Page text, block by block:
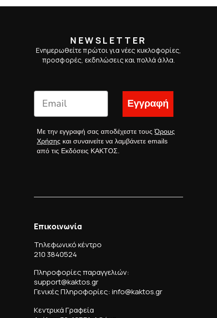
NEWSLETTER
Ενημερωθείτε πρώτοι για νέες κυκλοφορίες,
προσφορές, εκδηλώσεις και πολλά άλλα.
Εγγραφή
Με την εγγραφή σας αποδέχεστε τουςΌρους
Χρήσης και συναινείτε να λαμβάνετε emails
από τις Εκδόσεις ΚΑΚΤΟΣ.
Επικοινωνία
Τηλεφωνικό κέντρο
210 3840524
Πληροφορίες παραγγελιών:
support@kaktos.gr
Γενικές Πληροφορίες: info@kaktos.gr
Κεντρικά Γραφεία